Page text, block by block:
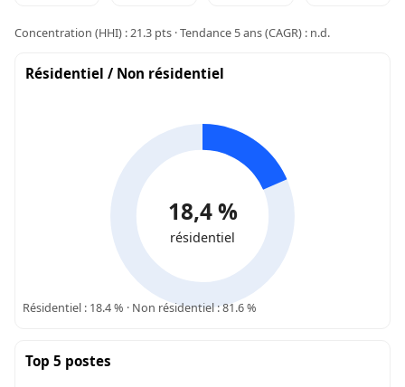
Concentration (HHI) : 21.3 pts · Tendance 5 ans (CAGR) : n.d.
Résidentiel / Non résidentiel
18,4 %
résidentiel
Résidentiel : 18.4 % · Non résidentiel : 81.6 %
Top 5 postes